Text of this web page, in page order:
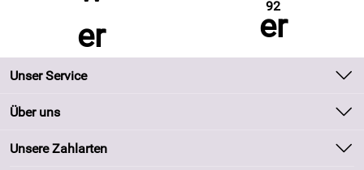
92
Unser Service
Kontakt
Kundeninformationen
Über uns
Unsere Bestseller
Unsere Zahlarten